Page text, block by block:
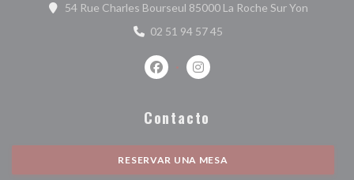
54 Rue Charles Bourseul 85000 La Roche Sur Yon((abre en
02 51 94 57 45
Facebook ((abre en una nueva
Instagram ((abre en una
Contacto
RESERVAR UNA MESA